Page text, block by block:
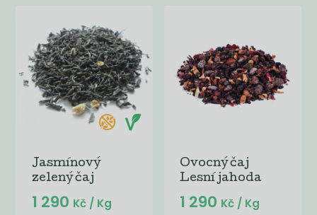
Jasmínový
zelený čaj
1 290 Kč / Kg
Ovocný čaj
Lesní jahoda
1 290 Kč / Kg